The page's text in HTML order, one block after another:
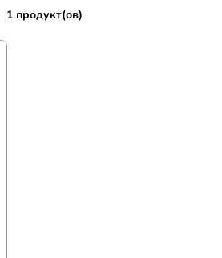
1 продукт(ов)
#BE6B63
shades are available